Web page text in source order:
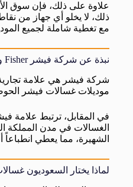
علاوة على ذلك، فإن سوق
ذلك، لا يخلو أي جهاز من
مع تغطية شاملة لجميع
نبذة عن شركة فيشر Fisher وعلاقتها بالسوق السعودي 🏢
شركة فيشر هي علامة تجارية
موديلات غسالات فيشر
في المقابل، ترتبط علامة
الغسالات في مدن المملكة
الشهيرة، مما يعطي انطباعاً
لماذا يختار السعوديون